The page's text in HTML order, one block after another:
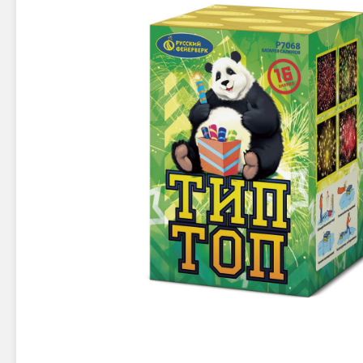
Новинки 2025/26
Фейерверки на свадьбу
Батареи салютов
Маленькие фейерверки
Средние фейерверки
Большие фейерверки
Петарды
Терочные
Лимонки,
Корсары
Бабочки,
Жуки